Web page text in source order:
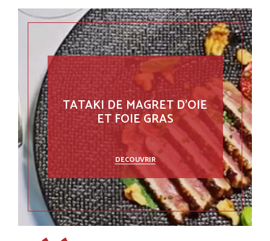
TATAKI DE MAGRET D'OIE
ET FOIE GRAS
DECOUVRIR